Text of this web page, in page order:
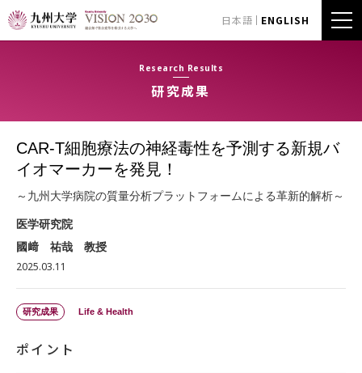
日本語 ENGLISH
Research Results
研究成果
CAR-T細胞療法の神経毒性を予測する新規バ
イオマーカーを発見！
～九州大学病院の質量分析プラットフォームによる革新的解析～
医学研究院
國﨑 祐哉 教授
2025.03.11
研究成果 Life & Health
ポイント